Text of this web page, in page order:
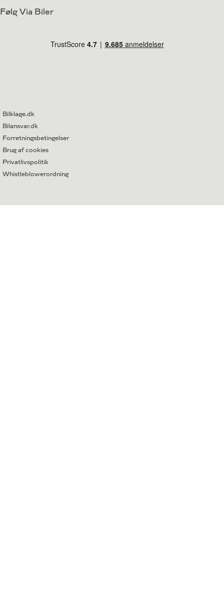
Følg Via Biler
Bilklage.dk
Bilansvar.dk
Forretningsbetingelser
Brug af cookies
Privatlivspolitik
Whistleblowerordning